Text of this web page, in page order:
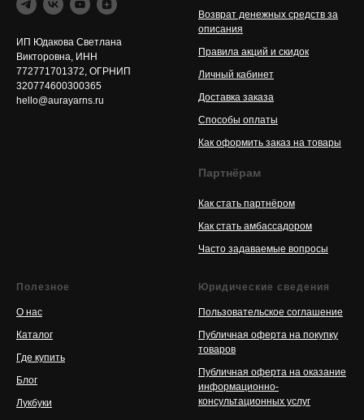
ИП Юдакова Светлана
Викторовна, ИНН
772771701372, ОГРНИП
320774600300365
hello@aurayarns.ru
Возврат денежных средств за
описания
Правила акций и скидок
Личный кабинет
Доставка заказа
Способы оплаты
Как оформить заказ на товары
Партнёрам
Как стать партнёром
Как стать амбассадором
Часто задаваемые вопросы
Полезное
О нас
Каталог
Где купить
Блог
Лукбуки
Юридические сведения
Пользовательское соглашение
Публичная оферта на покупку
товаров
Публичная оферта на оказание
информационно-
консультационных услуг